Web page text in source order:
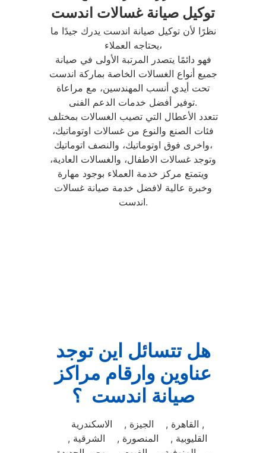
توكيل صيانة غسالات اندست
نظرًا لأن توكيل صيانة اندست يدرك جيدًا ما
يحتاجه العملاء،
فهو دائمًا يتصدر المرتبة الأولى في صيانة
جميع أنواع الغسالات الخاصة بماركة اندست
تحت أيدي أنسب المهندسين، مع مراعاة
توفير أفضل خدمات الدعم الفنى.
تتعدد الأعطال التي تصيب الغسالات بمختلف
فئات الصنع والنوع من غسالات اوتوماتيك،
واخرى فوق اوتوماتيك، والنصف اتوماتيك،
وتوجد غسالات الاطفال، والغسالات العادية،
ويتمتع مركز خدمة العملاء بوجود مهارة
وخبرة عالية لافضل خدمة صيانة غسالات
اندست.
هل تتسائل اين توجد
عناوين وارقام مراكز
صيانة اندست ؟
القاهرة , الجيزة , الاسكندرية ,